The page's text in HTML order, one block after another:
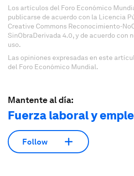
Los artículos del Foro Económico
publicarse de acuerdo con la Licencia
Creative Commons Reconocimiento-
SinObraDerivada 4.0, y de acuerdo con
uso.
Las opiniones expresadas en este
del Foro Económico Mundial.
Mantente al día:
Fuerza laboral y
Follow